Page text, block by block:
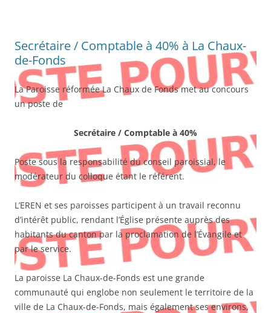
Secrétaire / Comptable à 40% à La Chaux-
de-Fonds
La Paroisse réformée La Chaux de Fonds met au concours
un poste de
Secrétaire / Comptable à 40%
Poste sous la responsabilité du conseil paroissial, le
modérateur du colloque étant le référent.
L’EREN et ses paroisses participent à un travail reconnu
d’intérêt public, rendant l’Église présente auprès des
habitants du canton par la proclamation de l’Évangile et
par le service.
La paroisse La Chaux-de-Fonds est une grande
communauté qui englobe non seulement le territoire de la
ville de La Chaux-de-Fonds, mais également ses environs,